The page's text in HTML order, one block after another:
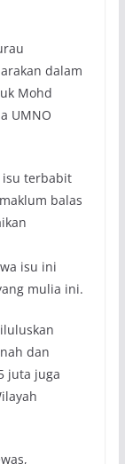
dalam
Mohd
UMNO
isu terbabit
balas
isu ini
mulia ini.
dan
juta juga